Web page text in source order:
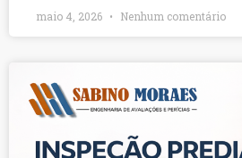
maio 4, 2026 Nenhum comentário